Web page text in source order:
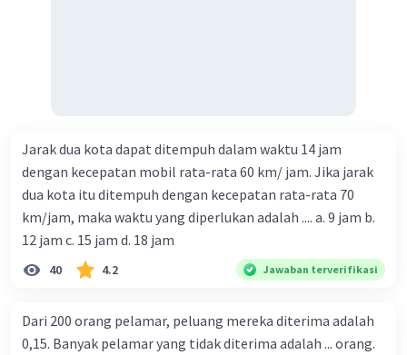
Jarak dua kota dapat ditempuh dalam waktu 14 jam
dengan kecepatan mobil rata-rata 60 km/ jam. Jika jarak
dua kota itu ditempuh dengan kecepatan rata-rata 70
km/jam, maka waktu yang diperlukan adalah .... a. 9 jam b.
12 jam c. 15 jam d. 18 jam
40 4.2 Jawaban terverifikasi
Dari 200 orang pelamar, peluang mereka diterima adalah
0,15. Banyak pelamar yang tidak diterima adalah ... orang.